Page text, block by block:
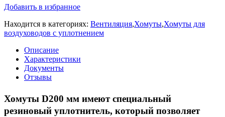
Добавить в избранное
Находится в категориях: Вентиляция,Хомуты,Хомуты для
воздуховодов с уплотнением
Описание
Характеристики
Документы
Отзывы
Хомуты D200 мм имеют специальный
резиновый уплотнитель, который позволяет